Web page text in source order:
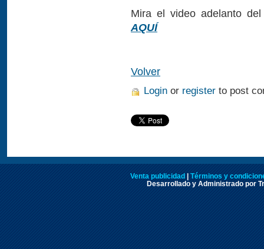
Mira el video adelanto
AQUÍ
Volver
Login or register to post
Venta publicidad
Términos y
Desarrollado y Administrado por